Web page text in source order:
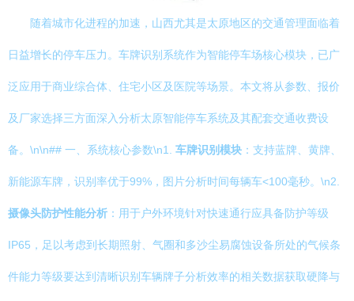
随着城市化进程的加速，山西尤其是太原地区的交通管理面临着
日益增长的停车压力。车牌识别系统作为智能停车场核心模块，已广
泛应用于商业综合体、住宅小区及医院等场景。本文将从参数、报价
及厂家选择三方面深入分析太原智能停车系统及其配套交通收费设
备。\n\n## 一、系统核心参数\n1. 车牌识别模块 ：支持蓝牌、黄牌、
新能源车牌，识别率优于99%，图片分析时间每辆车<100毫秒。\n2.
摄像头防护性能分析 ：用于户外环境针对快速通行应具备防护等级
IP65，足以考虑到长期照射、气圈和多沙尘易腐蚀设备所处的气候条
件能力等级要达到清晰识别车辆牌子分析效率的相关数据获取硬降与